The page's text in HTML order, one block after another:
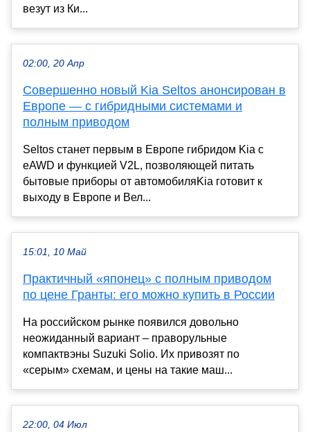
везут из Ки...
02:00, 20 Апр
Совершенно новый Kia Seltos анонсирован в
Европе — с гибридными системами и
полным приводом
Seltos станет первым в Европе гибридом Kia с
eAWD и функцией V2L, позволяющей питать
бытовые приборы от автомобиляKia готовит к
выходу в Европе и Вел...
15:01, 10 Май
Практичный «японец» с полным приводом
по цене Гранты: его можно купить в России
На российском рынке появился довольно
неожиданный вариант – праворульные
компактвэны Suzuki Solio. Их привозят по
«серым» схемам, и цены на такие маш...
22:00, 04 Июл